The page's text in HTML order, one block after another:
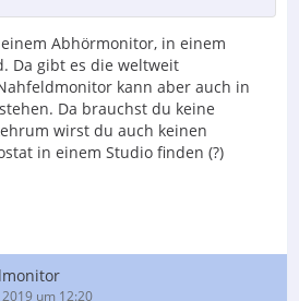
Abhörmonitor, in einem
Da gibt es die weltweit
kann aber auch in
Da brauchst du keine
wirst du auch keinen
in einem Studio finden (?)
um 12:20